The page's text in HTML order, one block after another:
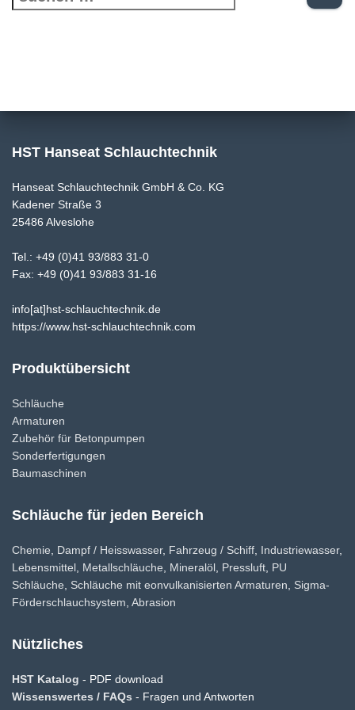
n
c
h
HST Hanseat Schlauchtechnik
Hanseat Schlauchtechnik GmbH & Co. KG
Kadener Straße 3
25486 Alveslohe
Tel.: +49 (0)41 93/883 31-0
Fax: +49 (0)41 93/883 31-16
info[at]hst-schlauchtechnik.de
https://www.hst-schlauchtechnik.com
Produktübersicht
Schläuche
Armaturen
Zubehör für Betonpumpen
Sonderfertigungen
Baumaschinen
Schläuche für jeden Bereich
Chemie, Dampf / Heisswasser, Fahrzeug / Schiff, Industriewasser,
Lebensmittel, Metallschläuche, Mineralöl, Pressluft, PU
Schläuche, Schläuche mit eonvulkanisierten Armaturen, Sigma-
Förderschlauchsystem, Abrasion
Nützliches
HST Katalog - PDF download
Wissenswertes / FAQs - Fragen und Antworten